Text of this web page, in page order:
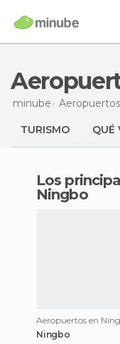
minube
TURISMO QUÉ
Los principales aeropuertos de
Ningbo
Aeropuertos en
Ningbo